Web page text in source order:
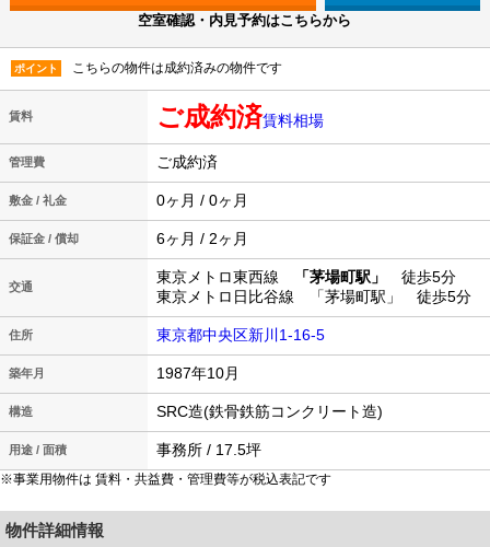
空室確認・内見予約はこちらから
ポイント こちらの物件は成約済みの物件です
賃料 ご成約済賃料相場
管理費 ご成約済
敷金 / 礼金 0ヶ月 / 0ヶ月
保証金 / 償却 6ヶ月 / 2ヶ月
交通
東京メトロ東西線 「茅場町駅」
徒歩5分
東京メトロ日比谷線 「茅場町駅」 徒歩5分
住所 東京都中央区新川1-16-5
築年月 1987年10月
構造 SRC造(鉄骨鉄筋コンクリート造)
用途 / 面積 事務所 / 17.5坪
※事業用物件は 賃料・共益費・管理費等が税込表記です
物件詳細情報